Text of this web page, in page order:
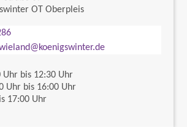
OT Oberpleis
Uhr bis 12:30 Uhr
Uhr bis 16:00 Uhr
17:00 Uhr